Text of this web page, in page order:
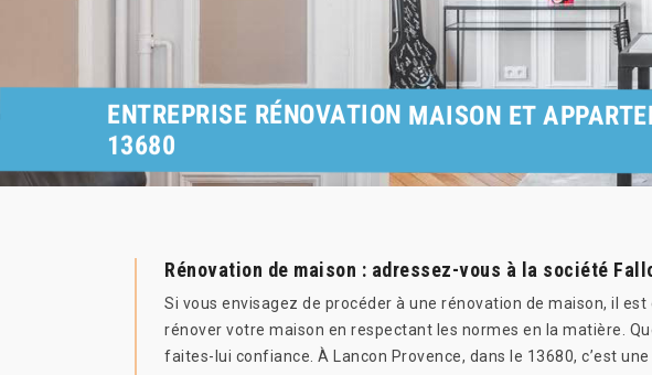
ENTREPRISE RÉNOVATION MAISON ET
13680
Rénovation de maison : adressez-vous à la société
Si vous envisagez de procéder à une rénovation de maison, il
rénover votre maison en respectant les normes en la matière.
faites-lui confiance. À Lancon Provence, dans le 13680, c’est